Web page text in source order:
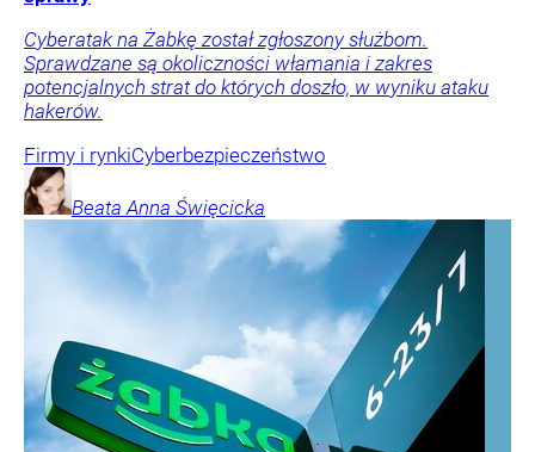
Cyberatak na Żabkę został zgłoszony służbom.
Sprawdzane są okoliczności włamania i zakres
potencjalnych strat do których doszło, w wyniku ataku
hakerów.
Firmy i rynkiCyberbezpieczeństwo
Beata Anna Święcicka